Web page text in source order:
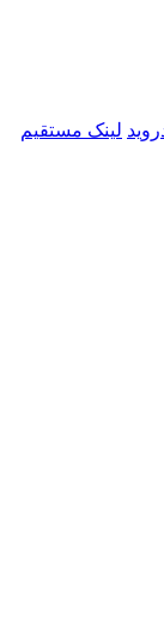
لینک مستقیم